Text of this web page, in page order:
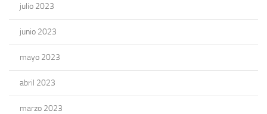
julio 2023
junio 2023
mayo 2023
abril 2023
marzo 2023